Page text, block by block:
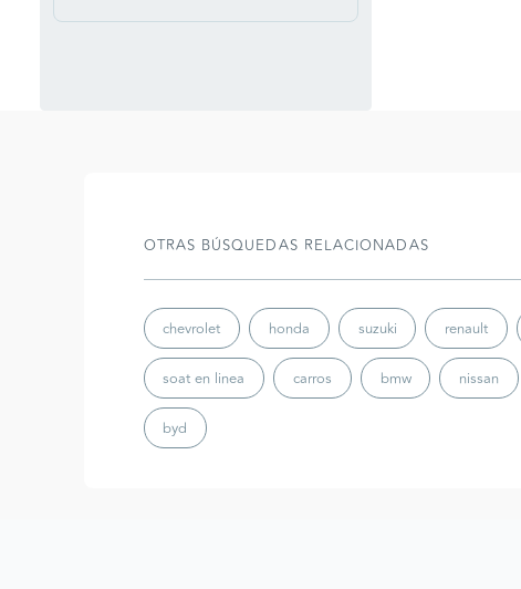
OTRAS BÚSQUEDAS RELACIONADAS
chevrolet honda suzuki renault
soat en linea carros bmw nissan
byd